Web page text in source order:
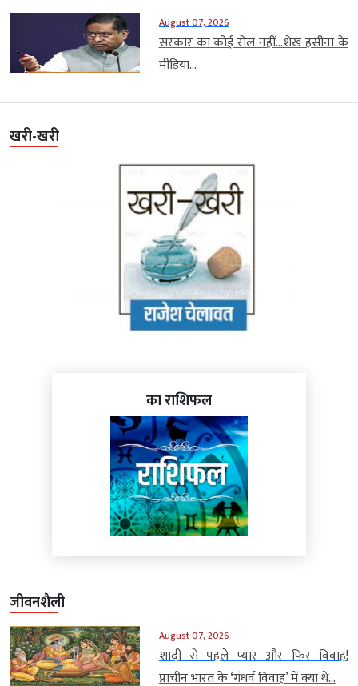
August 07, 2026
सरकार का कोई रोल नहीं…शेख हसीना के
मीडिया...
खरी-खरी
का राशिफल
जीवनशैली
August 07, 2026
शादी से पहले प्यार और फिर विवाह!
प्राचीन भारत के ‘गंधर्व विवाह’ में क्या थे...